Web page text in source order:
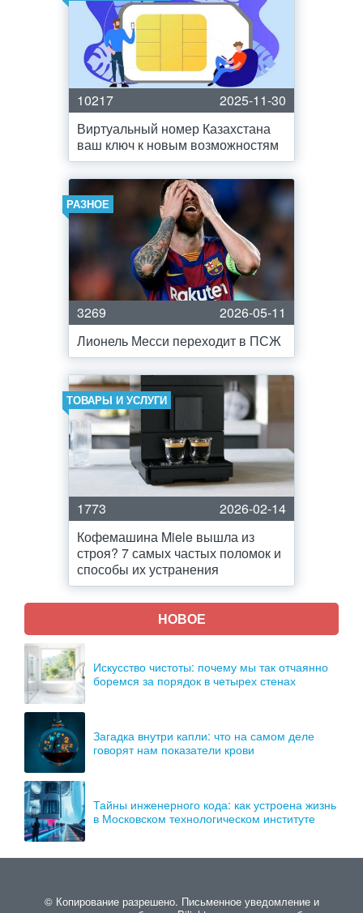
10217
2025-11-30
Виртуальный номер Казахстана
ваш ключ к новым возможностям
РАЗНОЕ
3269
2026-05-11
Лионель Месси переходит в ПСЖ
ТОВАРЫ И УСЛУГИ
1773
2026-02-14
Кофемашина Miele вышла из
строя? 7 самых частых поломок и
способы их устранения
НОВОЕ
Искусство чистоты: почему мы так отчаянно
боремся за порядок в четырех стенах
Загадка внутри капли: что на самом деле
говорят нам показатели крови
Тайны инженерного кода: как устроена жизнь
в Московском технологическом институте
© Копирование разрешено. Письменное уведомление и